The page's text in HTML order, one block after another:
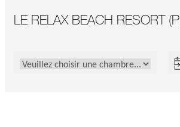
LE RELAX BEACH RESORT